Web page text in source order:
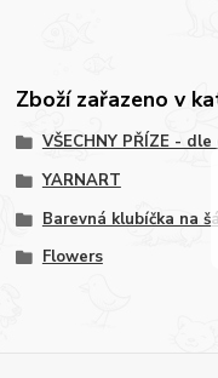
Zboží zařazeno v
VŠECHNY PŘÍZE -
YARNART
Barevná klubíčka na
Flowers